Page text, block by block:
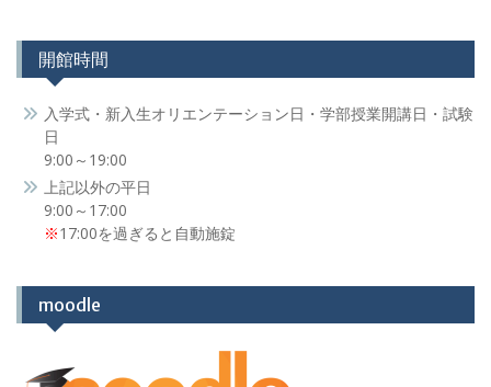
開館時間
入学式・新入生オリエンテーション日・学部授業開講日・試験
日
9:00～19:00
上記以外の平日
9:00～17:00
※17:00を過ぎると自動施錠
moodle